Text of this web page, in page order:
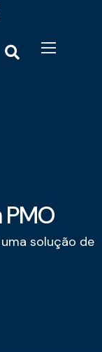
solução de